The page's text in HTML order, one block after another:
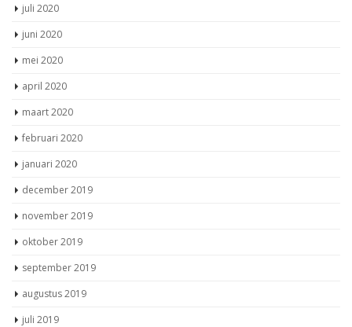
juli 2020
juni 2020
mei 2020
april 2020
maart 2020
februari 2020
januari 2020
december 2019
november 2019
oktober 2019
september 2019
augustus 2019
juli 2019